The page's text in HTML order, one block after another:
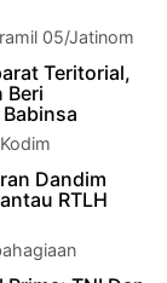
05/Jatinom
Taufik H
Teritorial,
Beri
Hardianto,
…
Dandim
RTLH
(81),